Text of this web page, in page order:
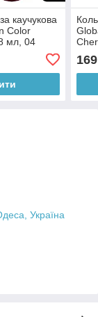
каучукова
Color
мл, 04
169
Україна